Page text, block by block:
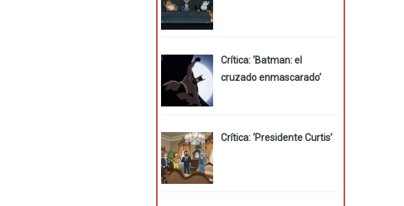
Crítica: ‘Batman: el
cruzado enmascarado’
Crítica: ‘Presidente Curtis’